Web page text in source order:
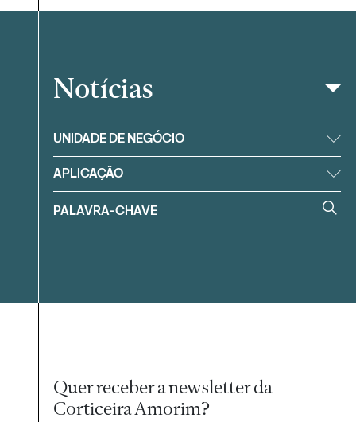
Filtrar
Notícias
UNIDADE DE NEGÓCIO
APLICAÇÃO
Quer receber a newsletter da
Corticeira Amorim?